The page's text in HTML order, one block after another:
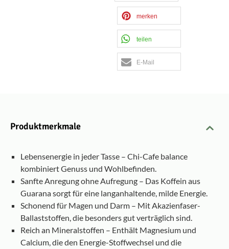
merken
teilen
E-Mail
Produktmerkmale
Lebensenergie in jeder Tasse – Chi-Cafe balance
kombiniert Genuss und Wohlbefinden.
Sanfte Anregung ohne Aufregung – Das Koffein aus
Guarana sorgt für eine langanhaltende, milde Energie.
Schonend für Magen und Darm – Mit Akazienfaser-
Ballaststoffen, die besonders gut verträglich sind.
Reich an Mineralstoffen – Enthält Magnesium und
Calcium, die den Energie-Stoffwechsel und die